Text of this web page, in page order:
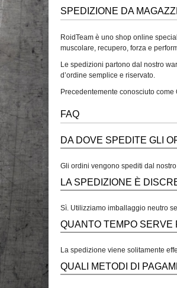
SPEDIZIONE DA
RoidTeam è uno shop online
muscolare, recupero, forza e
Le spedizioni partono dal nostro
d’ordine semplice e riservato.
Precedentemente conosciuto
FAQ
DA DOVE SPEDITE GLI
Gli ordini vengono spediti dal
LA SPEDIZIONE È
Sì. Utilizziamo imballaggio neutro
QUANTO TEMPO SERVE
La spedizione viene solitamente
QUALI METODI DI